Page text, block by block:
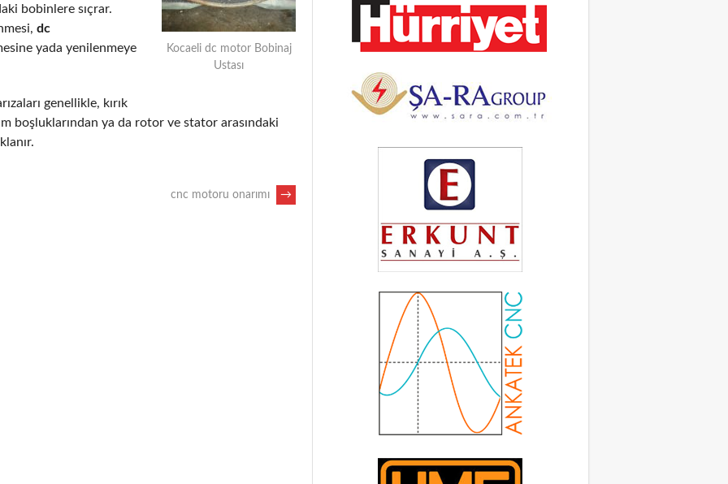
Kocaeli dc motor Bobinaj
Ustası
bobinlere sıçrar.
dc
yada yenilenmeye
genellikle, kırık
boşluklarından ya da rotor ve stator arasındaki
cnc motoru onarımı →